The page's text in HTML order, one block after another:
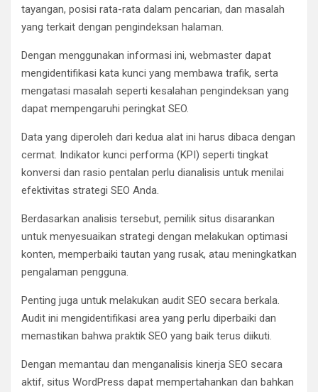
tayangan, posisi rata-rata dalam pencarian, dan masalah
yang terkait dengan pengindeksan halaman.
Dengan menggunakan informasi ini, webmaster dapat
mengidentifikasi kata kunci yang membawa trafik, serta
mengatasi masalah seperti kesalahan pengindeksan yang
dapat mempengaruhi peringkat SEO.
Data yang diperoleh dari kedua alat ini harus dibaca dengan
cermat. Indikator kunci performa (KPI) seperti tingkat
konversi dan rasio pentalan perlu dianalisis untuk menilai
efektivitas strategi SEO Anda.
Berdasarkan analisis tersebut, pemilik situs disarankan
untuk menyesuaikan strategi dengan melakukan optimasi
konten, memperbaiki tautan yang rusak, atau meningkatkan
pengalaman pengguna.
Penting juga untuk melakukan audit SEO secara berkala.
Audit ini mengidentifikasi area yang perlu diperbaiki dan
memastikan bahwa praktik SEO yang baik terus diikuti.
Dengan memantau dan menganalisis kinerja SEO secara
aktif, situs WordPress dapat mempertahankan dan bahkan